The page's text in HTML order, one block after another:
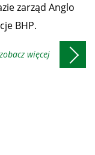
zarząd Anglo
BHP.